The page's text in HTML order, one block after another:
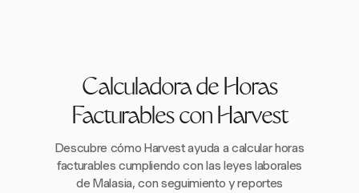
Calculadora de Horas
Facturables con Harvest
Descubre cómo Harvest ayuda a calcular horas
facturables cumpliendo con las leyes laborales
de Malasia, con seguimiento y reportes